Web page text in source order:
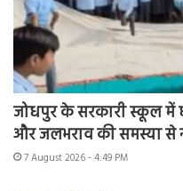
जोधपुर के सरकारी स्कूल में
और जलभराव की समस्या से
7 August 2026 - 4:49 PM